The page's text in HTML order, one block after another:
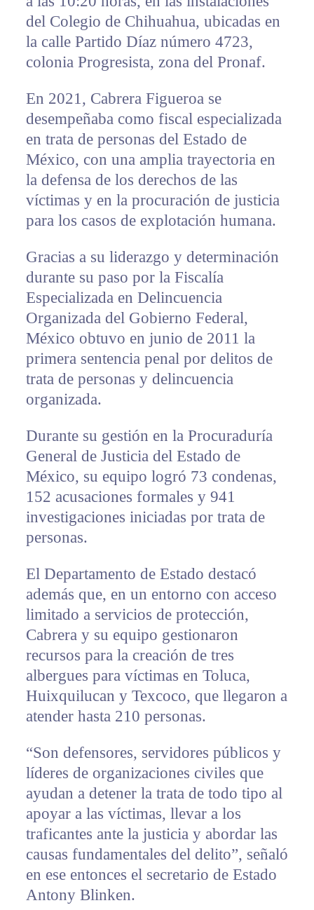
del Colegio de Chihuahua, ubicadas en
la calle Partido Díaz número 4723,
colonia Progresista, zona del Pronaf.
En 2021, Cabrera Figueroa se
desempeñaba como fiscal especializada
en trata de personas del Estado de
México, con una amplia trayectoria en
la defensa de los derechos de las
víctimas y en la procuración de justicia
para los casos de explotación humana.
Gracias a su liderazgo y determinación
durante su paso por la Fiscalía
Especializada en Delincuencia
Organizada del Gobierno Federal,
México obtuvo en junio de 2011 la
primera sentencia penal por delitos de
trata de personas y delincuencia
organizada.
Durante su gestión en la Procuraduría
General de Justicia del Estado de
México, su equipo logró 73 condenas,
152 acusaciones formales y 941
investigaciones iniciadas por trata de
personas.
El Departamento de Estado destacó
además que, en un entorno con acceso
limitado a servicios de protección,
Cabrera y su equipo gestionaron
recursos para la creación de tres
albergues para víctimas en Toluca,
Huixquilucan y Texcoco, que llegaron a
atender hasta 210 personas.
“Son defensores, servidores públicos y
líderes de organizaciones civiles que
ayudan a detener la trata de todo tipo al
apoyar a las víctimas, llevar a los
traficantes ante la justicia y abordar las
causas fundamentales del delito”, señaló
en ese entonces el secretario de Estado
Antony Blinken.